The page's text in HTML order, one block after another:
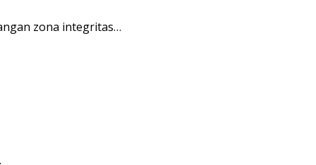
zona integritas…